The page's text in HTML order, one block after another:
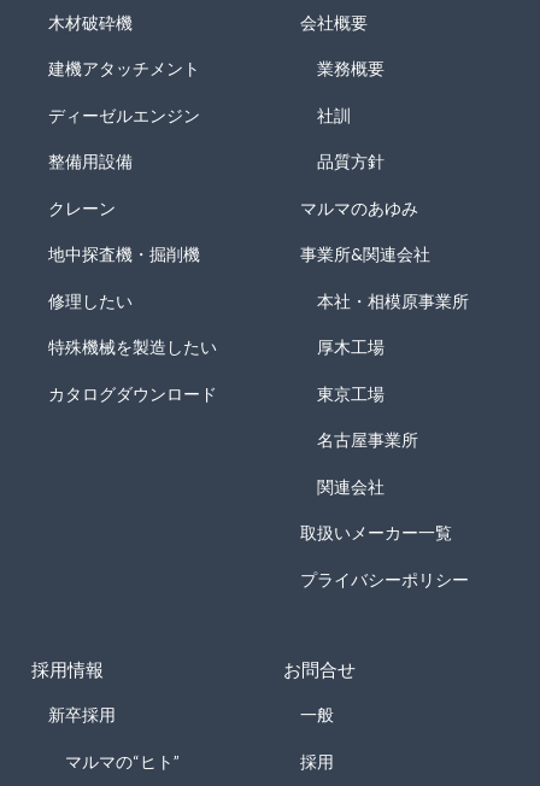
木材破砕機
建機アタッチメント
ディーゼルエンジン
整備用設備
クレーン
地中探査機・掘削機
修理したい
特殊機械を製造したい
カタログダウンロード
会社概要
業務概要
社訓
品質方針
マルマのあゆみ
事業所&関連会社
本社・相模原事業所
厚木工場
東京工場
名古屋事業所
関連会社
取扱いメーカー一覧
プライバシーポリシー
採用情報
新卒採用
マルマの“ヒト”
お問合せ
一般
採用